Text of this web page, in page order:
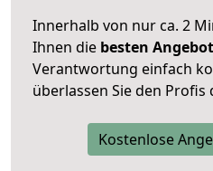
Innerhalb von nur ca. 2
Ihnen die besten
Verantwortung einfach
überlassen Sie den Profis
Kostenlose